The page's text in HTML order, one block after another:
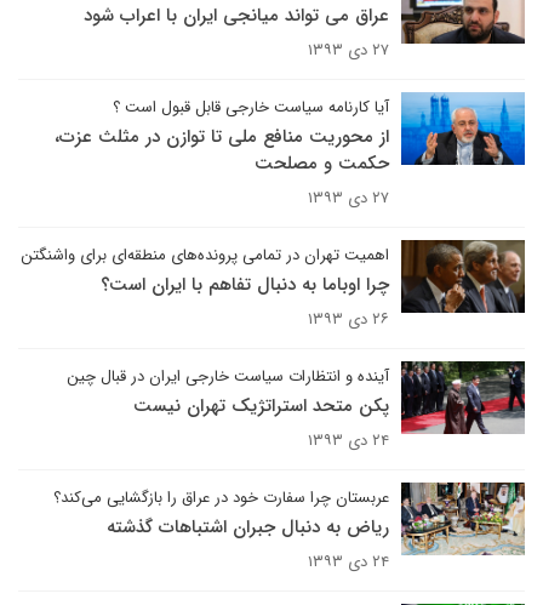
عراق می تواند میانجی ایران با اعراب شود
۲۷ دی ۱۳۹۳
آیا کارنامه سیاست خارجی قابل قبول است ؟
از محوریت منافع ملی تا توازن در مثلث عزت،
حکمت و مصلحت
۲۷ دی ۱۳۹۳
اهمیت تهران در تمامی پرونده‌های منطقه‌ای برای واشنگتن
چرا اوباما به دنبال تفاهم با ایران است؟
۲۶ دی ۱۳۹۳
آینده و انتظارات سیاست خارجی ایران در قبال چین
پکن متحد استراتژیک تهران نیست
۲۴ دی ۱۳۹۳
عربستان چرا سفارت خود در عراق را بازگشایی می‌کند؟
ریاض به دنبال جبران اشتباهات گذشته
۲۴ دی ۱۳۹۳